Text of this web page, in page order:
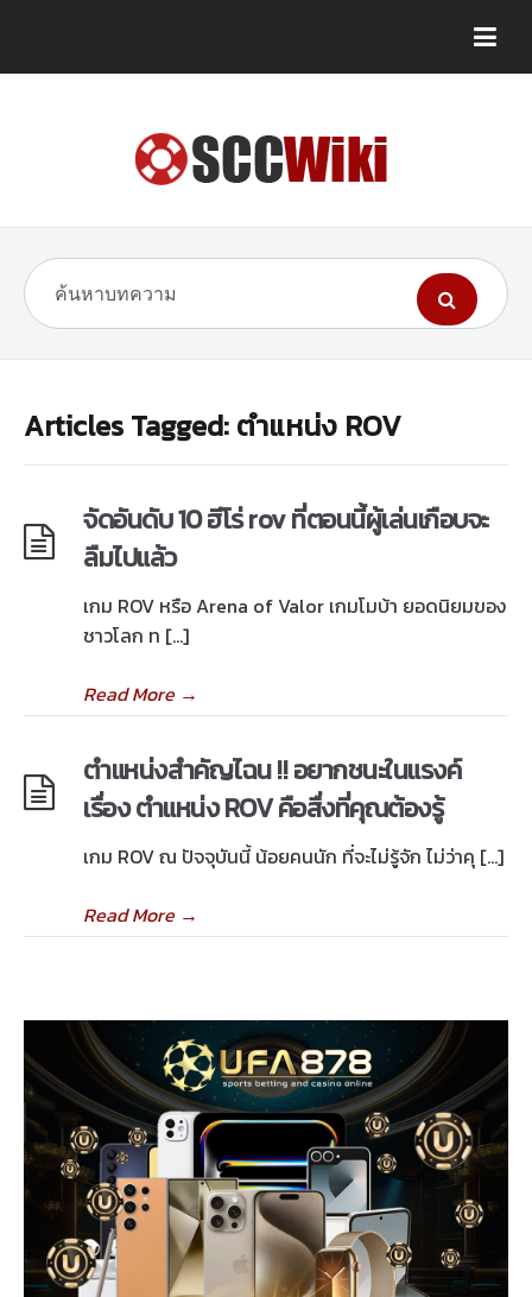
Articles Tagged: ตำแหน่ง ROV
จัดอันดับ 10 ฮีโร่ rov ที่ตอนนี้ผู้เล่นเกือบจะ
ลืมไปแล้ว
เกม ROV หรือ Arena of Valor เกมโมบ้า ยอดนิยมของ
ชาวโลก ท […]
Read More→
ตำแหน่งสำคัญไฉน !! อยากชนะในแรงค์
เรื่อง ตำแหน่ง ROV คือสื่งที่คุณต้องรู้
เกม ROV ณ ปัจจุบันนี้ น้อยคนนัก ที่จะไม่รู้จัก ไม่ว่าคุ […]
Read More→